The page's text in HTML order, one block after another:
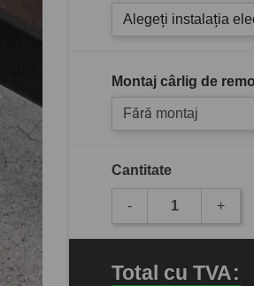
Alegeți instalația
Montaj cârlig de
Fără montaj
Cantitate
- +
Total cu TVA: